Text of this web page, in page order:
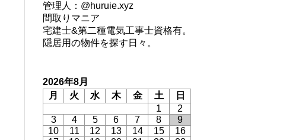
管理人：@huruie.xyz
間取りマニア
宅建士&第二種電気工事士資格有。
隠居用の物件を探す日々。
2026年8月
月
火 水 木 金 土
日
1
2
3
4 5 6 7 8
9
10
11 12 13 14 15
16